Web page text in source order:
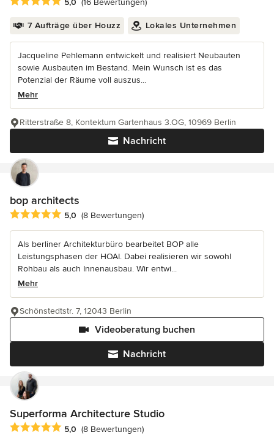
5,0 (16 Bewertungen)
7 Aufträge über Houzz Lokales Unternehmen
Jacqueline Pehlemann entwickelt und realisiert Neubauten
sowie Ausbauten im Bestand. Mein Wunsch ist es das
Potenzial der Räume voll auszus...
Mehr
Nachricht
Ritterstraße 8, Kontektum Gartenhaus 3.OG, 10969 Berlin
bop architects
Durchschnittliche Bewertung: 5 von 5 Sternen
5,0 (8 Bewertungen)
Als berliner Architekturbüro bearbeitet BOP alle
Leistungsphasen der HOAI. Dabei realisieren wir sowohl
Rohbau als auch Innenausbau. Wir entwi...
Mehr
Nachricht
Videoberatung buchen
Schönstedtstr. 7, 12043 Berlin
Superforma Architecture Studio
Durchschnittliche Bewertung: 5 von 5 Sternen
5,0 (8 Bewertungen)